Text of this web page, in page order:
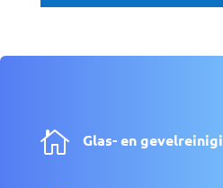
 Glas- en